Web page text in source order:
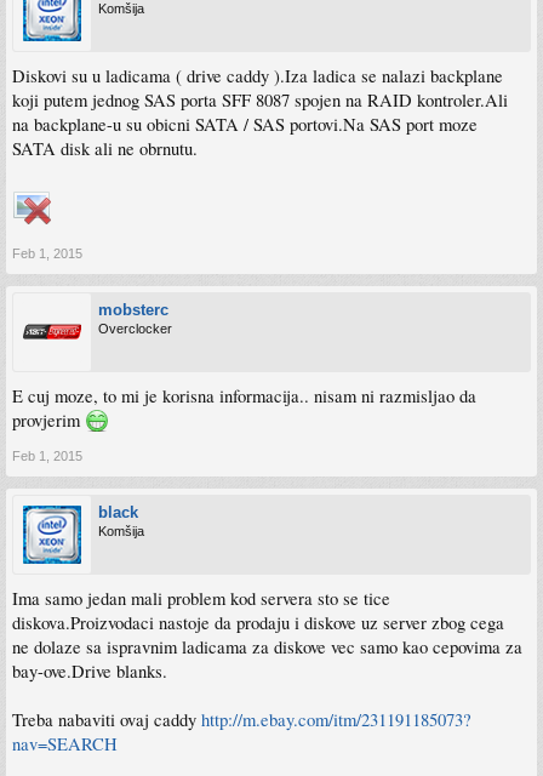
Komšija
Diskovi su u ladicama ( drive caddy ).Iza ladica se nalazi backplane
koji putem jednog SAS porta SFF 8087 spojen na RAID kontroler.Ali
na backplane-u su obicni SATA / SAS portovi.Na SAS port moze
SATA disk ali ne obrnutu.
Feb 1, 2015
mobsterc
Overclocker
E cuj moze, to mi je korisna informacija.. nisam ni razmisljao da
provjerim
Feb 1, 2015
black
Komšija
Ima samo jedan mali problem kod servera sto se tice
diskova.Proizvodaci nastoje da prodaju i diskove uz server zbog cega
ne dolaze sa ispravnim ladicama za diskove vec samo kao cepovima za
bay-ove.Drive blanks.
Treba nabaviti ovaj caddy http://m.ebay.com/itm/231191185073?
nav=SEARCH